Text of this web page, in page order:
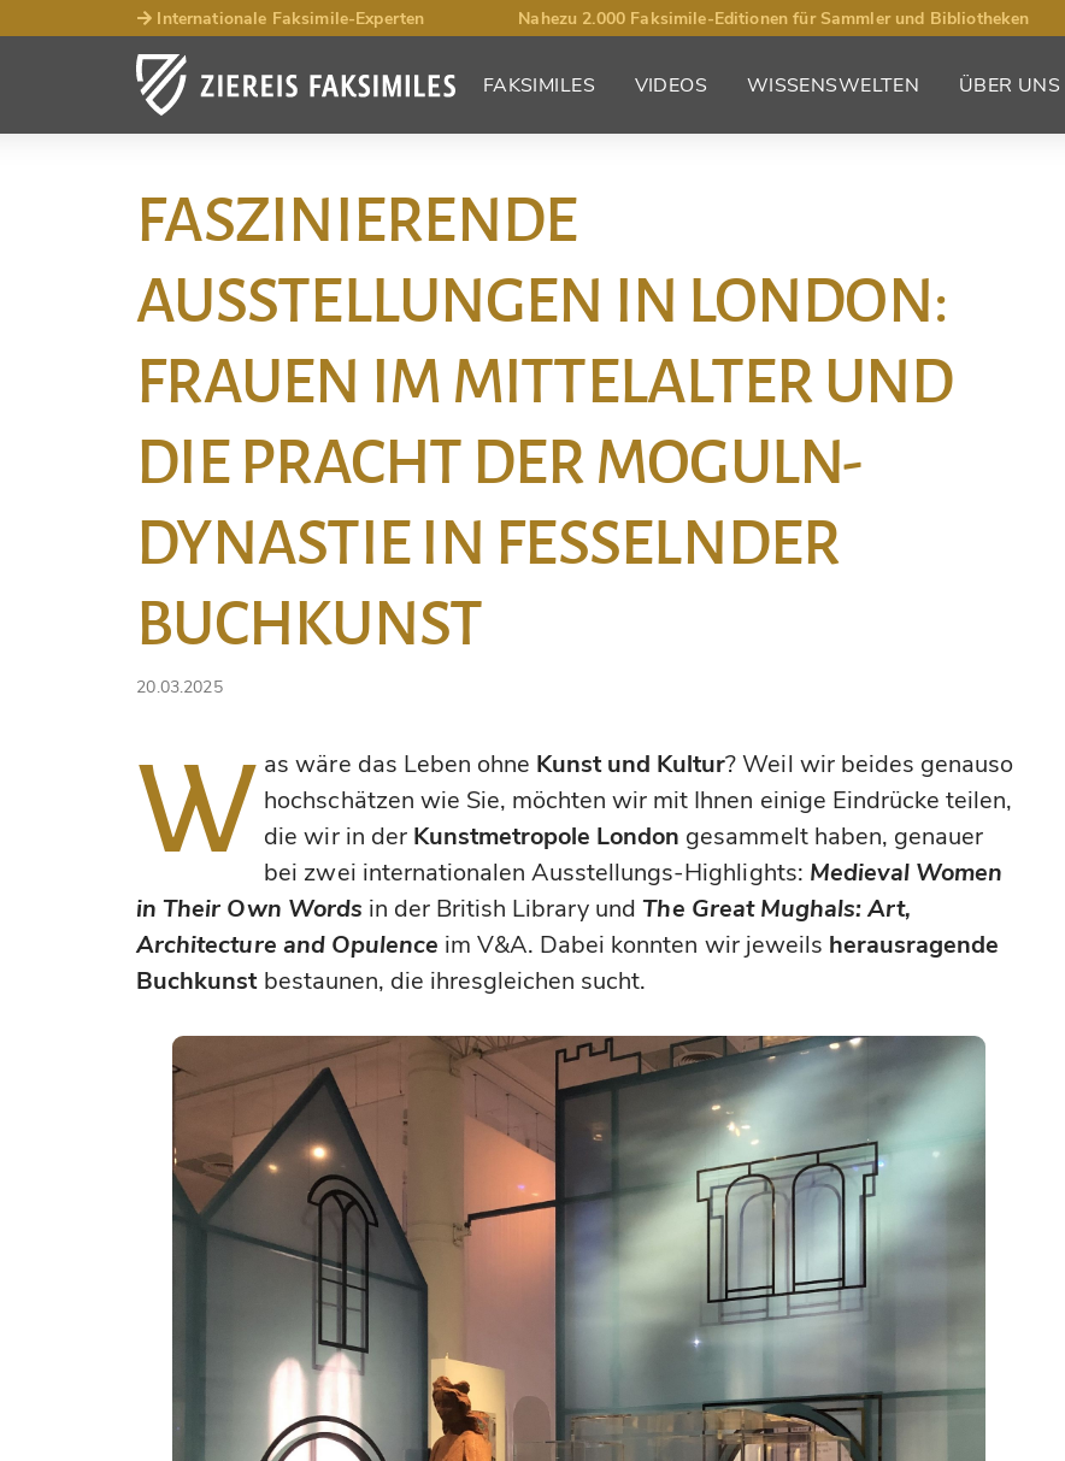
Internationale Faksimile-Experten Nahezu 2.000 Faksimile-Editionen für Sammler und Bibliotheken
FAKSIMILES VIDEOS WISSENSWELTEN ÜBER UNS
FASZINIERENDE
AUSSTELLUNGEN IN LONDON:
FRAUEN IM MITTELALTER UND
DIE PRACHT DER MOGULN-
DYNASTIE IN FESSELNDER
BUCHKUNST
20.03.2025
W as wäre das Leben ohne Kunst und Kultur? Weil wir beides genauso
hochschätzen wie Sie, möchten wir mit Ihnen einige Eindrücke teilen,
die wir in der Kunstmetropole London gesammelt haben, genauer
bei zwei internationalen Ausstellungs-Highlights: Medieval Women
in Their Own Words in der British Library undThe Great Mughals: Art,
Architecture and Opulence im V&A. Dabei konnten wir jeweils herausragende
Buchkunstbestaunen, die ihresgleichen sucht.